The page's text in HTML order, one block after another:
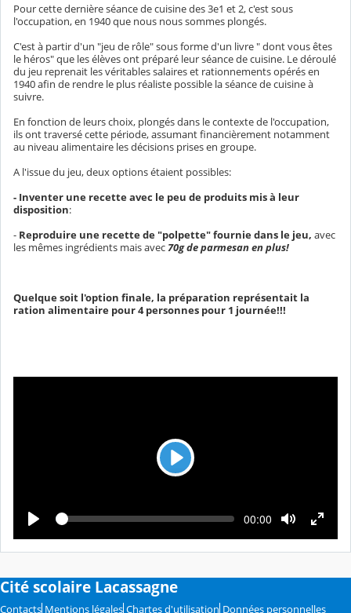
Pour cette dernière séance de cuisine des 3e1 et 2, c'est sous
l'occupation, en 1940 que nous nous sommes plongés.
C'est à partir d'un "jeu de rôle" sous forme d'un livre " dont vous êtes
le héros" que les élèves ont préparé leur séance de cuisine. Le déroulé
du jeu reprenait les véritables salaires et rationnements opérés en
1940 afin de rendre le plus réaliste possible la séance de cuisine à
suivre.
En fonction de leurs choix, plongés dans le contexte de l'occupation,
ils ont traversé cette période, assumant financièrement notamment
au niveau alimentaire les décisions prises en groupe.
A l'issue du jeu, deux options étaient possibles:
- Inventer une recette avec le peu de produits mis à leur
disposition:
- Reproduire une recette de "polpette" fournie dans le jeu, avec
les mêmes ingrédients mais avec70g de parmesan en plus!
Quelque soit l'option finale, la préparation représentait la
ration alimentaire pour 4 personnes pour 1 journée!!!
L
t
u
e
L
e
c
u
e
T
m
p
u
00:00
Cité scolaire Lacassagne
Contacts Mentions légales Chartes d'utilisation Données personnelles